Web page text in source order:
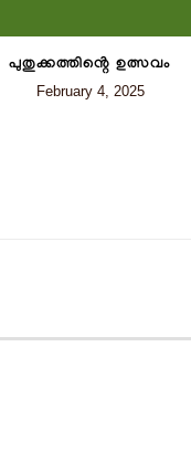
പുതുക്കത്തിൻ്റെ ഉത്സവം
February 4, 2025